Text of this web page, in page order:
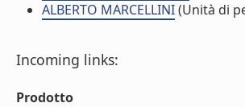
ALBERTO MARCELLINI(Unità di
Incoming links:
Prodotto